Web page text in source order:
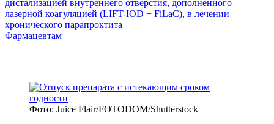
дистализацией внутреннего отверстия, дополненного
лазерной коагуляцией (LIFT-IOD + FiLaC), в лечении
хронического парапроктита
Фармацевтам
Фото: Juice Flair/FOTODOM/Shutterstoсk